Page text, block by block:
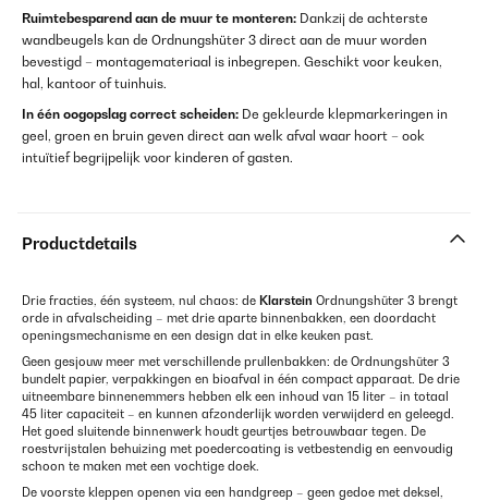
Ruimtebesparend aan de muur te monteren: Dankzij de achterste
wandbeugels kan de Ordnungshüter 3 direct aan de muur worden
bevestigd – montagemateriaal is inbegrepen. Geschikt voor keuken,
hal, kantoor of tuinhuis.
In één oogopslag correct scheiden: De gekleurde klepmarkeringen in
geel, groen en bruin geven direct aan welk afval waar hoort – ook
intuïtief begrijpelijk voor kinderen of gasten.
Productdetails
Drie fracties, één systeem, nul chaos: de Klarstein Ordnungshüter 3 brengt
orde in afvalscheiding – met drie aparte binnenbakken, een doordacht
openingsmechanisme en een design dat in elke keuken past.
Geen gesjouw meer met verschillende prullenbakken: de Ordnungshüter 3
bundelt papier, verpakkingen en bioafval in één compact apparaat. De drie
uitneembare binnenemmers hebben elk een inhoud van 15 liter – in totaal
45 liter capaciteit – en kunnen afzonderlijk worden verwijderd en geleegd.
Het goed sluitende binnenwerk houdt geurtjes betrouwbaar tegen. De
roestvrijstalen behuizing met poedercoating is vetbestendig en eenvoudig
schoon te maken met een vochtige doek.
De voorste kleppen openen via een handgreep – geen gedoe met deksel,